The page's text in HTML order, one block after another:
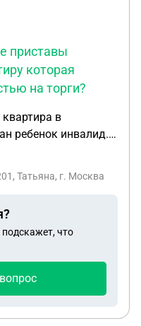
приставы
которая
на торги?
в
ребенок инвалид.
в ипотечной
за долги квартиру
Татьяна, г. Москва
что